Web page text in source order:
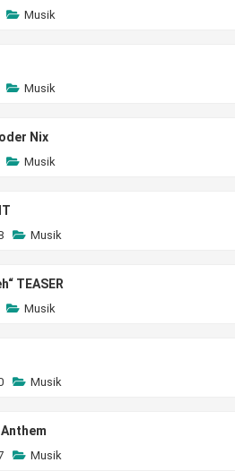
Musik
Musik
Nix
Musik
Musik
TEASER
Musik
Musik
Musik